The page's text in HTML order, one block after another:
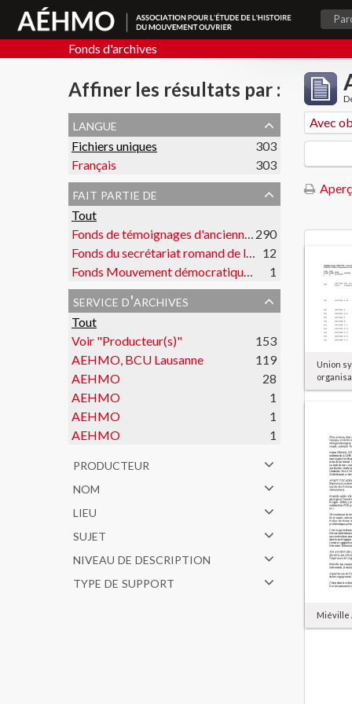
Fonds d'archives
Affiner les résultats par :
langue
Fichiers uniques
303
Français
303
fait partie de
Tout
Fonds de témoignages d'anciennes et anciens militants 290
Fonds du secrétariat romand de la FOBB 12
Fonds Mouvement démocratique des étudiants
1
service d'archives
Tout
Voir "Producteur(s)"
153
AEHMO, BCU Lausanne
119
AEHMO
28
AEHMO
1
AEHMO
1
AEHMO
1
producteur
nom
lieu
sujet
niveau de description
type de support
Avec
Union
Miéville